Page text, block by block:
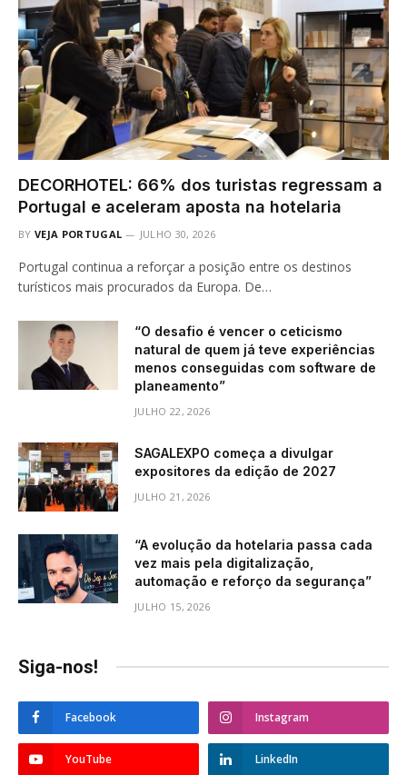
DECORHOTEL: 66% dos turistas regressam a
Portugal e aceleram aposta na hotelaria
BY VEJA PORTUGAL JULHO 30, 2026
Portugal continua a reforçar a posição entre os destinos
turísticos mais procurados da Europa. De…
“O desafio é vencer o ceticismo
natural de quem já teve experiências
menos conseguidas com software de
planeamento”
JULHO 22, 2026
SAGALEXPO começa a divulgar
expositores da edição de 2027
JULHO 21, 2026
“A evolução da hotelaria passa cada
vez mais pela digitalização,
automação e reforço da segurança”
JULHO 15, 2026
Siga-nos!
Facebook Instagram
YouTube LinkedIn